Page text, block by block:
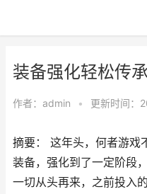
装备强化轻松传
作者： admin • 更新时间：
摘要： 这年头，何者游戏
装备，强化到了一定阶段
一切从头再来，之前投入